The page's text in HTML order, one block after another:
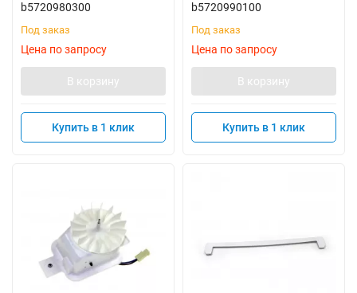
b5720980300
Под заказ
Цена по запросу
В корзину
Купить в 1 клик
b5720990100
Под заказ
Цена по запросу
В корзину
Купить в 1 клик